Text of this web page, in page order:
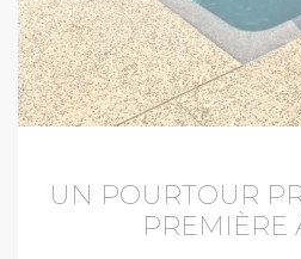
UN POURTOUR
PREMIÈRE